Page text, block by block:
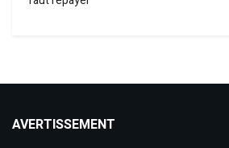
AVERTISSEMENT